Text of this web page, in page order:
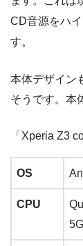
CD音源をハ
す。
本体デザイン
そうです。本
「Xperia Z3
OS
CPU